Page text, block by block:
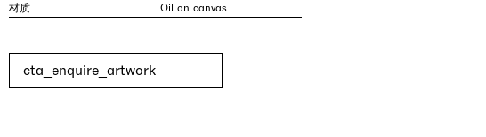
材质
Oil on canvas
cta_enquire_artwork